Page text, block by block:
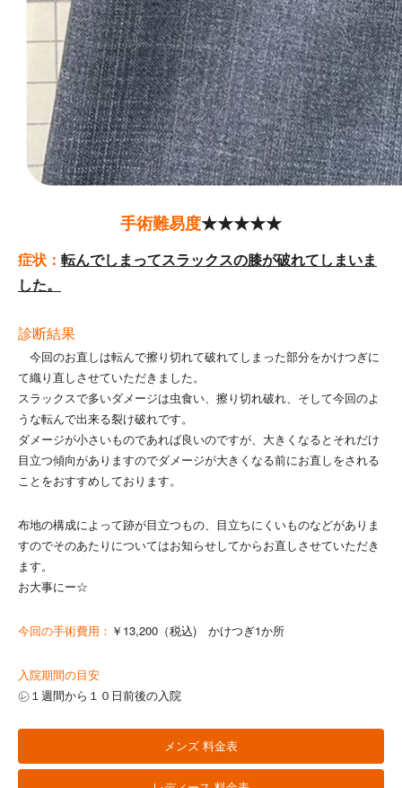
手術難易度★★★★★
症状： 転んでしまってスラックスの膝が破れてしまいま
した。
診断結果
今回のお直しは転んで擦り切れて破れてしまった部分をかけつぎに
て織り直しさせていただきました。
スラックスで多いダメージは虫食い、擦り切れ破れ、そして今回のよ
うな転んで出来る裂け破れです。
ダメージが小さいものであれば良いのですが、大きくなるとそれだけ
目立つ傾向がありますのでダメージが大きくなる前にお直しをされる
ことをおすすめしております。
布地の構成によって跡が目立つもの、目立ちにくいものなどがありま
すのでそのあたりについてはお知らせしてからお直しさせていただき
ます。
お大事にー☆
今回の手術費用： ￥13,200（税込) かけつぎ1か所
入院期間の目安
㋹１週間から１０日前後の入院
メンズ 料金表